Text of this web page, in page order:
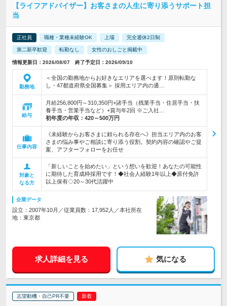
【ライフアドバイザー】お客さまの人生に寄り添うサポート担
当
正社員 職種・業種未経験OK 上場 完全週休2日制
第二新卒歓迎 転勤なし 女性のおしごと掲載中
情報更新日：2026/08/07 終了予定日：2026/09/10
勤務地
＜全国の勤務地からお好きなエリアを選べます！原則転勤な
し・47都道府県全国募集＞ 採用エリア内の通…
給与
月給256,800円～310,350円+諸手当（残業手当・住居手当・扶
養手当・営業手当など）+賞与年2回 ※ご入社…
初年度の年収： 420～500万円
仕事内容
《未経験からお客さまに頼られる存在へ》担当エリア内のお客
さまの悩み事やご相談に寄り添う役割。契約内容の確認やご提
案、アフターフォローをお任せ
対象と
なる方
「新しいことを始めたい」という想いを歓迎！あなたの可能性
に期待した育成枠採用です！◆社会人経験1年以上◆原付免許
以上保有◇20～30代活躍中
企業データ
設立：2007年10月／従業員数：17,952人／本社所在
地：東京都
求人詳細を見る 気になる
志望動機・自己PR不要